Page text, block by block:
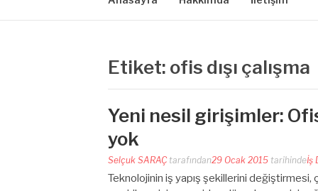
Etiket: ofis dışı çalışma
Yeni nesil girişimler:
yok
Selçuk SARAÇtarafından29 Ocak 2015 tarihindeİş
Teknolojinin iş yapış şekillerini değiştirmesi,